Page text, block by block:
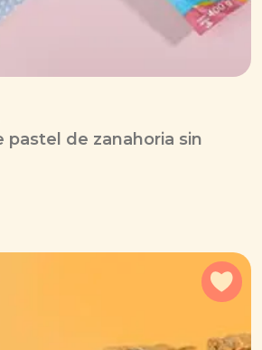
pastel de zanahoria sin